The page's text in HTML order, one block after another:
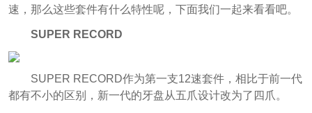
速，那么这些套件有什么特性呢，下面我们一起来看看吧。
SUPER RECORD
SUPER RECORD作为第一支12速套件，相比于前一代
都有不小的区别，新一代的牙盘从五爪设计改为了四爪。